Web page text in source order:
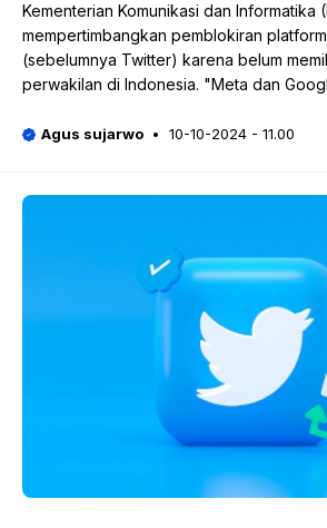
Kementerian Komunikasi dan Informatika
mempertimbangkan pemblokiran
(sebelumnya Twitter) karena belum
perwakilan di Indonesia. "Meta dan
Agus sujarwo 10-10-2024 - 11.00